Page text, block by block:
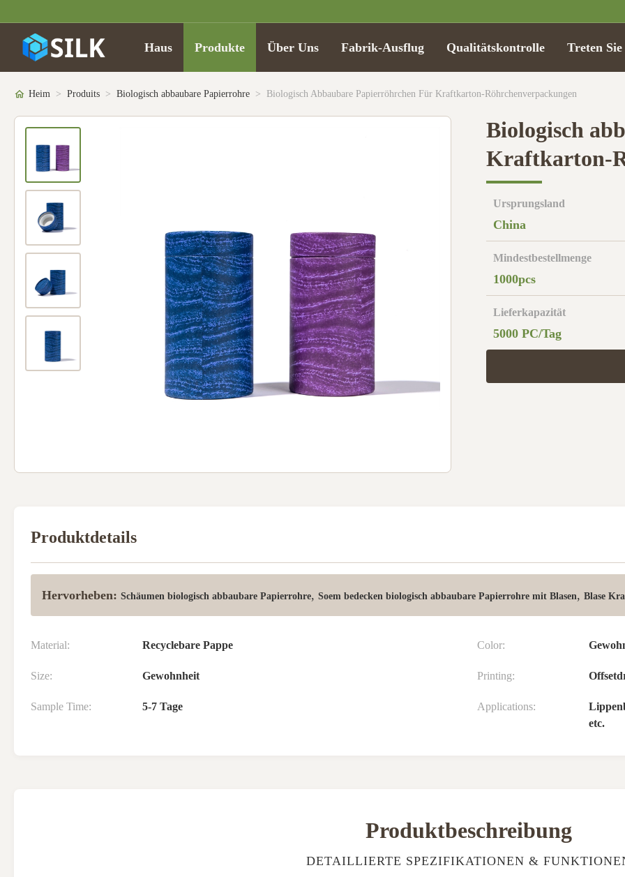
Haus Produkte Über Uns Fabrik-Ausflug Qualitätskontrolle Treten
Heim > Produits > Biologisch abbaubare Papierrohre > Biologisch Abbaubare Papierröhrchen Für Kraftkarton-Röhrchenverpackungen
Biologisch
Kraftkarton-
Ursprungsland
China
Mindestbestellmenge
1000pcs
Lieferkapazität
5000 PC/Tag
Produktdetails
Hervorheben: Schäumen biologisch abbaubare Papierrohre, Soem bedecken biologisch abbaubare Papierrohre mit Blasen, Blase
Material: Recyclebare Pappe Color:
Size: Gewohnheit Printing:
Sample Time: 5-7 Tage Applications:
etc.
Produktbeschreibung
DETAILLIERTE SPEZIFIKATIONEN &